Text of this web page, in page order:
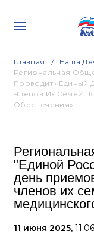
Главная Наша
Региональная
Проводит «Единый
Членов Их Семей
Обеспечения».
"Единой
день
членов их
11 июня 2025, 11:06